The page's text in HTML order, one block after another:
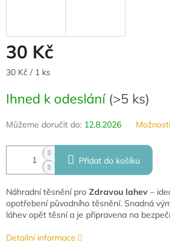
30 Kč
Měrná
30 Kč / 1 ks
Ihned k odeslání (>5 ks)
Můžeme doručit do: 12.8.2026
Přidat do košíku
Náhradní těsnění pro Zdravou lahev –
opotřebení původního těsnění. Snadná
láhev opět těsní a je připravena na
Detailní informace